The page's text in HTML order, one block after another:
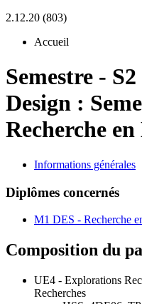
2.12.20 (803)
Accueil
Semestre -
Design :
Recherche en
Informations générales
Diplômes concernés
M1 DES - Recherche
Composition du
UE4 - Explorations
Recherches